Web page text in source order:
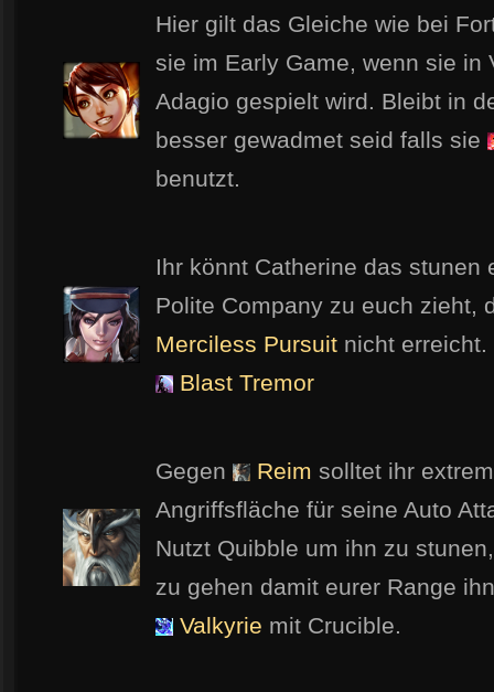
Hier gilt das Gleiche wie bei
sie im Early Game, wenn sie in
Adagio gespielt wird. Bleibt in
besser gewadmet seid falls sie
benutzt.
Ihr könnt Catherine das stunen
Polite Company zu euch zieht,
Merciless Pursuit nicht
Blast Tremor
Gegen Reim solltet ihr
Angriffsfläche für seine Auto
Nutzt Quibble um ihn zu
zu gehen damit eurer Range
Valkyrie mit Crucible.